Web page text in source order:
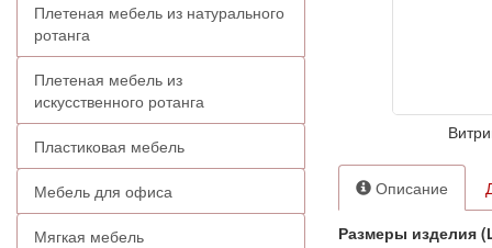
Плетеная мебель из натурального
ротанга
Плетеная мебель из
искусственного ротанга
Пластиковая мебель
Мебель для офиса
Мягкая мебель
Описание
Размеры изделия